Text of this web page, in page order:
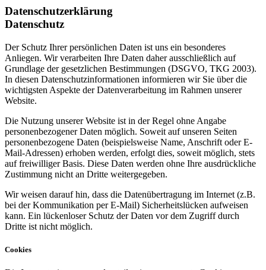
Datenschutzerklärung
Datenschutz
Der Schutz Ihrer persönlichen Daten ist uns ein besonderes
Anliegen. Wir verarbeiten Ihre Daten daher ausschließlich auf
Grundlage der gesetzlichen Bestimmungen (DSGVO, TKG 2003).
In diesen Datenschutzinformationen informieren wir Sie über die
wichtigsten Aspekte der Datenverarbeitung im Rahmen unserer
Website.
Die Nutzung unserer Website ist in der Regel ohne Angabe
personenbezogener Daten möglich. Soweit auf unseren Seiten
personenbezogene Daten (beispielsweise Name, Anschrift oder E-
Mail-Adressen) erhoben werden, erfolgt dies, soweit möglich, stets
auf freiwilliger Basis. Diese Daten werden ohne Ihre ausdrückliche
Zustimmung nicht an Dritte weitergegeben.
Wir weisen darauf hin, dass die Datenübertragung im Internet (z.B.
bei der Kommunikation per E-Mail) Sicherheitslücken aufweisen
kann. Ein lückenloser Schutz der Daten vor dem Zugriff durch
Dritte ist nicht möglich.
Cookies